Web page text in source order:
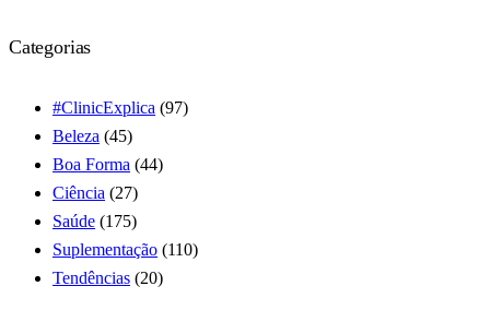
Categorias
#ClinicExplica (97)
Beleza (45)
Boa Forma (44)
Ciência (27)
Saúde (175)
Suplementação (110)
Tendências (20)